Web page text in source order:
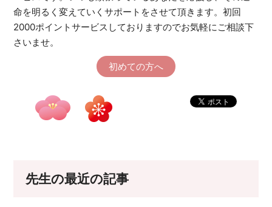
命を明るく変えていくサポートをさせて頂きます。初回
2000ポイントサービスしておりますのでお気軽にご相談下
さいませ。
初めての方へ
先生の最近の記事